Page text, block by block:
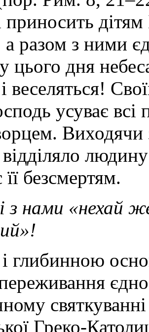
приносить
а разом з ними
цього дня
веселяться!
усуває всі
Виходячи
безсмертям.
з нами «нехай
глибинною
Греко-